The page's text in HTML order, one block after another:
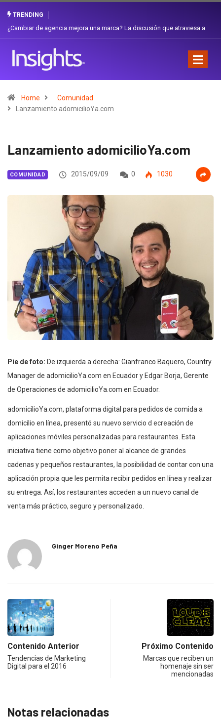
TRENDING
Gabriela Herrera y el arte de cambiarse el sombrero en Corporación
Home
Comunidad
Lanzamiento adomicilioYa.com
Lanzamiento adomicilioYa.com
COMUNIDAD 2015/09/09 0 1030
Pie de foto: De izquierda a derecha: Gianfranco Baquero, Country
Manager de adomicilioYa.com en Ecuador y Edgar Borja, Gerente
de Operaciones de adomicilioYa.com en Ecuador.
adomicilioYa.com, plataforma digital para pedidos de comida a
domicilio en línea, presentó su nuevo servicio d ecreación de
aplicaciones móviles personalizadas para restaurantes. Esta
iniciativa tiene como objetivo poner al alcance de grandes
cadenas y pequeños restaurantes, la posibilidad de contar con una
aplicación propia que les permita recibir pedidos en línea y realizar
su entrega. Así, los restaurantes acceden a un nuevo canal de
venta más práctico, seguro y personalizado.
Ginger Moreno Peña
Contenido Anterior
Tendencias de Marketing
Digital para el 2016
Próximo Contenido
Marcas que reciben un
homenaje sin ser
mencionadas
Notas relacionadas